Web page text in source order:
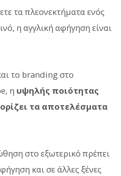
τα πλεονεκτήματα ενός
η αγγλική αφήγηση είναι
το branding στο
η υψηλής ποιότητας
τα αποτελέσματα
στο εξωτερικό πρέπει
και σε άλλες ξένες